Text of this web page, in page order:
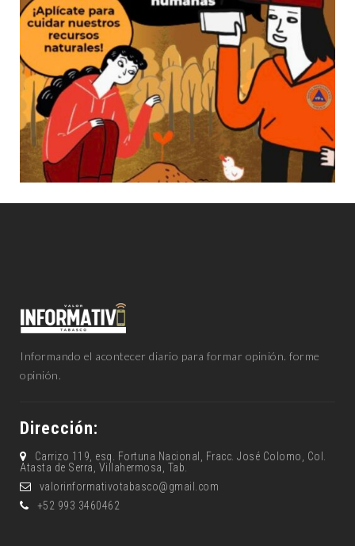
Informando el acontecer diario para formar opinión. forme
opinión.
Dirección:
Carrizo 119, esq. Fortuna Nacional, Fracc. José Colomo, Col.
Atasta de Serra, Villahermosa, Tab.
valorinformativotabasco@gmail.com
+52 993 3460462